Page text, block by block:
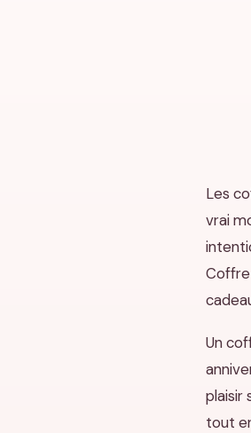
Les
vrai
Un
plaisir
tout